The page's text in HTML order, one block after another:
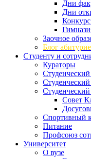
Дни
Дни
Заочное
Блог
Студенту и
Кураторы
Совет
Спортивный
Питание
Профсоюз
Университет
О вузе